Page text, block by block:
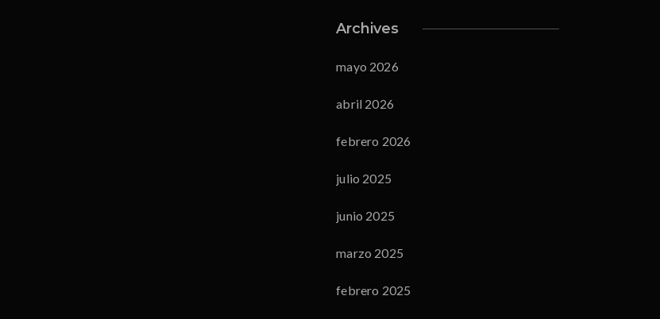
Archives
mayo 2026
abril 2026
febrero 2026
julio 2025
junio 2025
marzo 2025
febrero 2025